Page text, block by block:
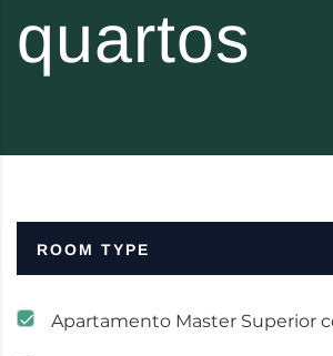
quartos
ROOM TYPE
Apartamento Master Superior